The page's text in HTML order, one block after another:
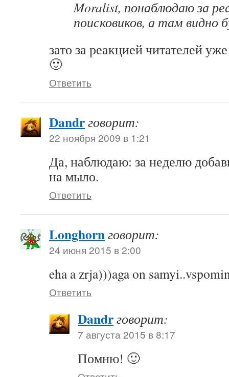
Moralist, понаблюдаю за
поисковиков, а там видно
зато за реакцией читателей
🙂
Ответить
Dandrговорит:
22 ноября 2009 в 1:21
Да, наблюдаю: за неделю
на мыло.
Ответить
Longhornговорит:
24 июня 2015 в 2:00
eha a zrja)))aga on
Ответить
Dandrговорит:
7 августа 2015 в 8:17
Помню! 🙂